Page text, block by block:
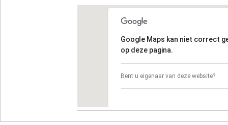
Google Maps kan niet correct
op deze pagina.
Bent u eigenaar van deze website?